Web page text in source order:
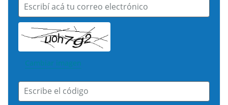
Escribí acá tu correo electrónico
Cambiar imagen
Escribe el código